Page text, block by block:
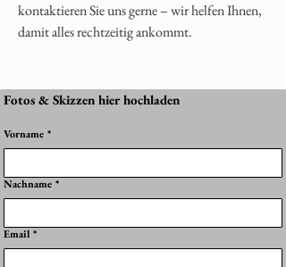
kontaktieren Sie uns gerne – wir helfen Ihnen,
damit alles rechtzeitig ankommt.
Fotos & Skizzen hier hochladen
Vorname *
Nachname *
Email *